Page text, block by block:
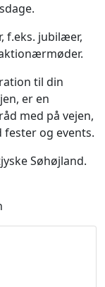
f.eks. jubilæer,
til din
er en
med på vejen,
og events.
Søhøjland.